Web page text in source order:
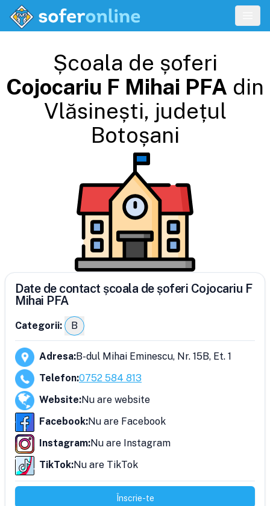
Școala de șoferi
Cojocariu F Mihai PFA din
Vlăsinești, județul
Botoșani
Date de contact școala de șoferi Cojocariu F
Mihai PFA
Categorii: B
Adresa:B-dul Mihai Eminescu, Nr. 15B, Et. 1
Telefon:0752 584 813
Website:Nu are website
Facebook:Nu are Facebook
Instagram:Nu are Instagram
TikTok:Nu are TikTok
Înscrie-te